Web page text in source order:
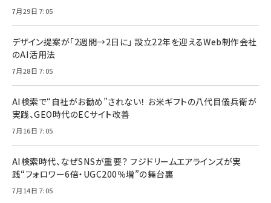
7月29日 7:05
デザイン提案が「2週間→2日に」 設立22年を迎えるWeb制作会社
のAI活用法
7月28日 7:05
AI検索で“自社がお勧め”されない！ お米ギフトの八代目儀兵衛が
実践、GEO時代のECサイト改善
7月16日 7:05
AI検索時代、なぜSNSが重要？ フジドリームエアラインズが実
践“フォロワー6倍・UGC200％増”の舞台裏
7月14日 7:05